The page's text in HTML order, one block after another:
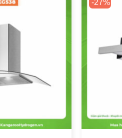
-27%